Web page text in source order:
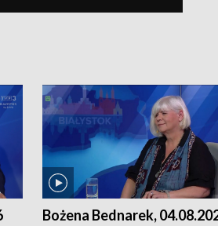
Bożena Bednarek,